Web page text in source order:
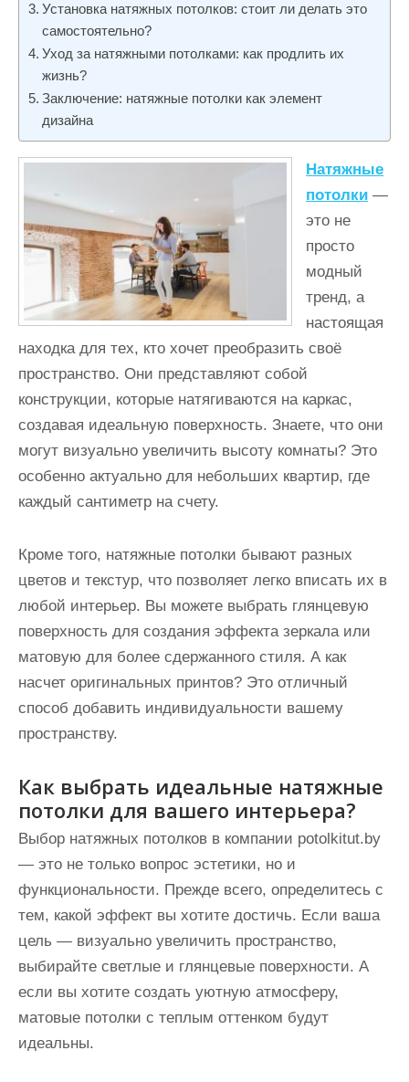
Установка натяжных потолков: стоит ли делать это
самостоятельно?
Уход за натяжными потолками: как продлить их
жизнь?
Заключение: натяжные потолки как элемент
дизайна
Натяжные
потолки —
это не
просто
модный
тренд, а
настоящая
находка для тех, кто хочет преобразить своё
пространство. Они представляют собой
конструкции, которые натягиваются на каркас,
создавая идеальную поверхность. Знаете, что они
могут визуально увеличить высоту комнаты? Это
особенно актуально для небольших квартир, где
каждый сантиметр на счету.
Кроме того, натяжные потолки бывают разных
цветов и текстур, что позволяет легко вписать их в
любой интерьер. Вы можете выбрать глянцевую
поверхность для создания эффекта зеркала или
матовую для более сдержанного стиля. А как
насчет оригинальных принтов? Это отличный
способ добавить индивидуальности вашему
пространству.
Как выбрать идеальные натяжные
потолки для вашего интерьера?
Выбор натяжных потолков в компании potolkitut.by
— это не только вопрос эстетики, но и
функциональности. Прежде всего, определитесь с
тем, какой эффект вы хотите достичь. Если ваша
цель — визуально увеличить пространство,
выбирайте светлые и глянцевые поверхности. А
если вы хотите создать уютную атмосферу,
матовые потолки с теплым оттенком будут
идеальны.